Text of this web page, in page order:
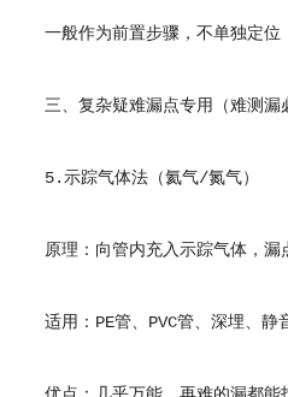
一般作为前置步骤，不单独定位
三、复杂疑难漏点专用（难测漏
5.示踪气体法（氦气/氮气）
原理：向管内充入示踪气体，漏
适用：PE管、PVC管、深埋、静